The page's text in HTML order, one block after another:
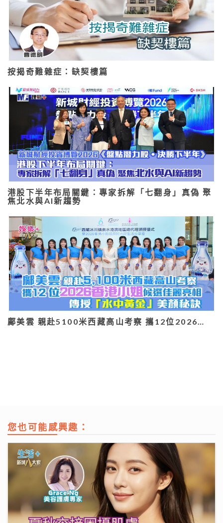
按揭奇難雜症：缺契樓篇
港股下半年布局關鍵：專家拆解「七翻身」真偽 聚
焦北水與AI新趨勢
鄺美雲 親赴5100米西藏高山考察 攜12位2026…
您也可能感興趣：